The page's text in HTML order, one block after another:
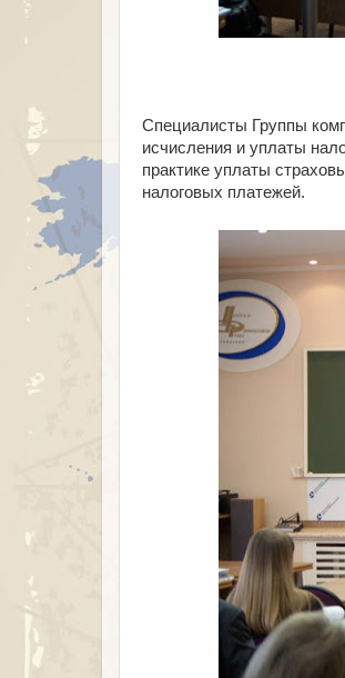
Специалисты Группы
исчисления и уплаты
практике уплаты
налоговых платежей.